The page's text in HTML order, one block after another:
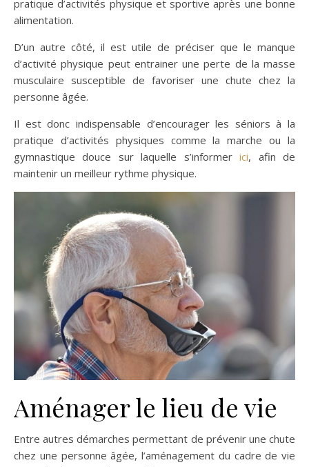
pratique d’activités physique et sportive après une bonne
alimentation.
D’un autre côté, il est utile de préciser que le manque
d’activité physique peut entrainer une perte de la masse
musculaire susceptible de favoriser une chute chez la
personne âgée.
Il est donc indispensable d’encourager les séniors à la
pratique d’activités physiques comme la marche ou la
gymnastique douce sur laquelle s’informerici, afin de
maintenir un meilleur rythme physique.
Aménager le lieu de vie
Entre autres démarches permettant de prévenir une chute
chez une personne âgée, l’aménagement du cadre de vie